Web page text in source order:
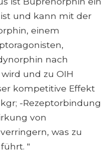
und kann mit der
einem
nach
und zu OIH
kompetitive Effekt
-Rezeptorbindung
von
was zu
"